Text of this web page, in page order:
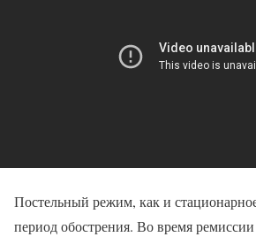
Постельный режим, как и
период обострения. Во время ремиссии